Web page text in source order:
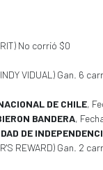
No corrió $0
VIDUAL) Gan. 6
DE CHILE,
BANDERA,
DE
REWARD) Gan. 2